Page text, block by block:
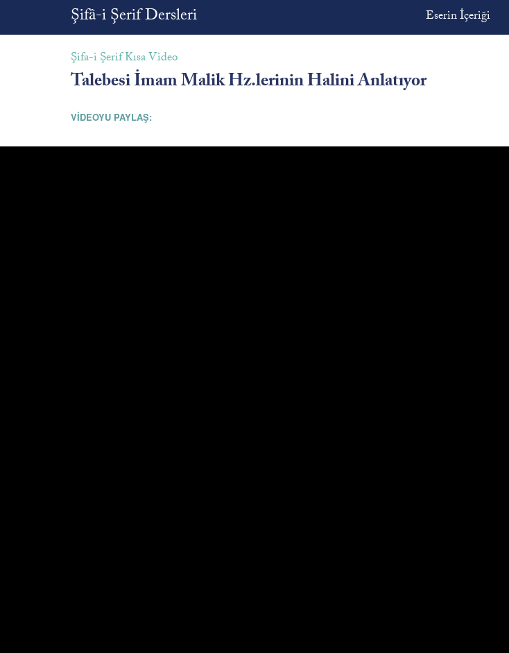
Şifâ-i Şerif Dersleri Eserin İçeriği
Şifa-i Şerif Kısa Video
Talebesi İmam Malik Hz.lerinin Halini Anlatıyor
VİDEOYU PAYLAŞ: